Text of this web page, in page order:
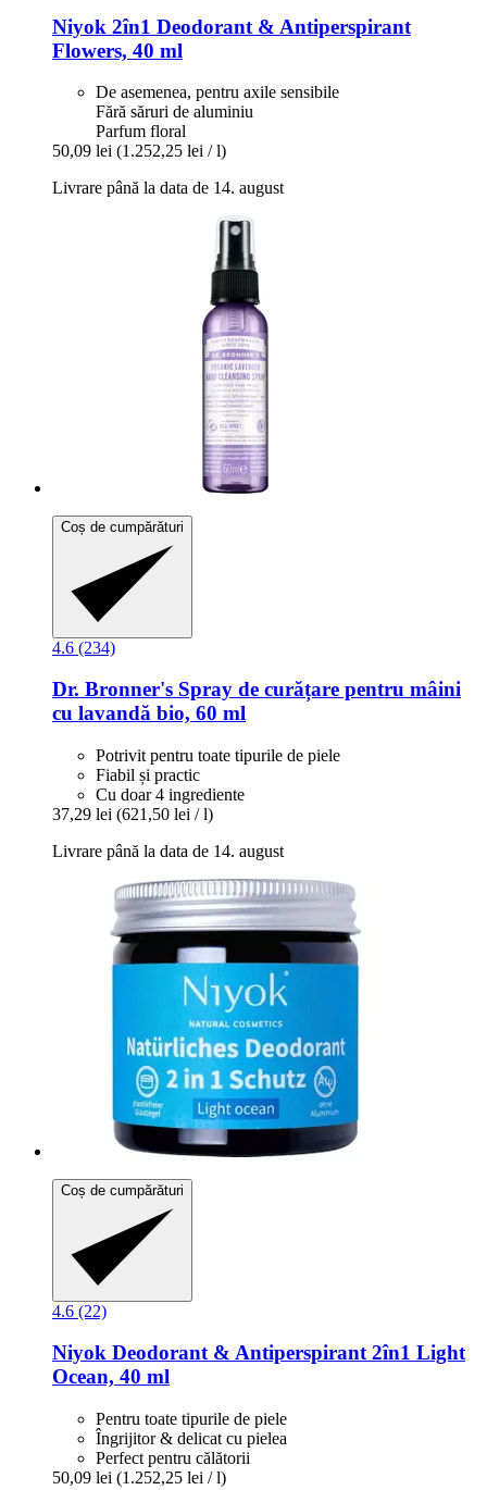
Niyok 2în1 Deodorant & Antiperspirant
Flowers, 40 ml
De asemenea, pentru axile sensibile
Fără săruri de aluminiu
Parfum floral
50,09 lei (1.252,25 lei / l)
Livrare până la data de 14. august
Coș de cumpărături
4.6 (234)
Dr. Bronner's Spray de curățare pentru mâini
cu lavandă bio, 60 ml
Potrivit pentru toate tipurile de piele
Fiabil și practic
Cu doar 4 ingrediente
37,29 lei (621,50 lei / l)
Livrare până la data de 14. august
Coș de cumpărături
4.6 (22)
Niyok Deodorant & Antiperspirant 2în1 Light
Ocean, 40 ml
Pentru toate tipurile de piele
Îngrijitor & delicat cu pielea
Perfect pentru călătorii
50,09 lei (1.252,25 lei / l)